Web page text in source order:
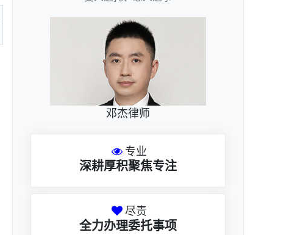
邓杰律师
专业
深耕厚积聚焦专注
尽责
全力办理委托事项